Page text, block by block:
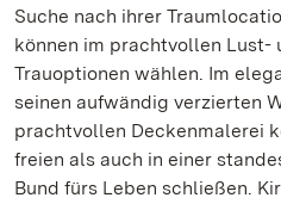
Suche nach ihrer
können im prachtvollen Lust-
Trauoptionen wählen. Im
seinen aufwändig verzierten
prachtvollen Deckenmalerei
freien als auch in einer
Bund fürs Leben schließen.